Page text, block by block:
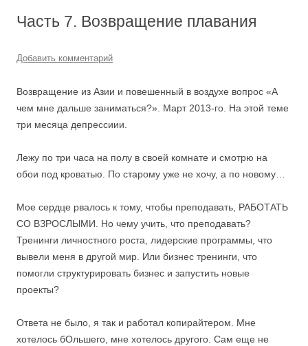
Часть 7. Возвращение плавания
Добавить комментарий
Возвращение из Азии и повешенный в воздухе вопрос «А
чем мне дальше заниматься?». Март 2013-го. На этой теме
три месяца депрессиии.
Лежу по три часа на полу в своей комнате и смотрю на
обои под кроватью. По старому уже не хочу, а по новому…
Мое сердце рвалось к тому, чтобы преподавать, РАБОТАТЬ
СО ВЗРОСЛЫМИ. Но чему учить, что преподавать?
Тренинги личностного роста, лидерские программы, что
вывели меня в другой мир. Или бизнес тренинги, что
помогли структурировать бизнес и запустить новые
проекты?
Ответа не было, я так и работал копирайтером. Мне
хотелось бОльшего, мне хотелось другого. Сам еще не